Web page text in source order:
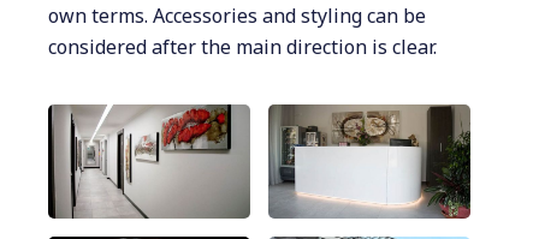
own terms. Accessories and styling can be
considered after the main direction is clear.